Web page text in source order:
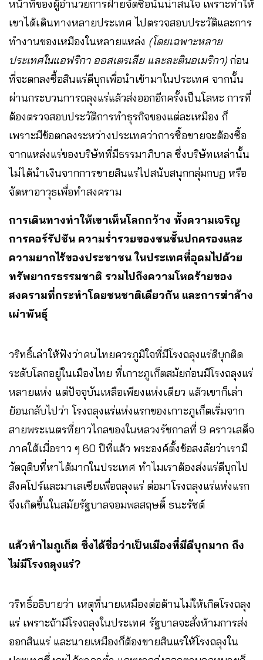
หน้าที่ของผู้อำนวยการฝ่ายจัดซื้อนั้นน่าสนใจ เพราะทำให้
เขาได้เดินทางหลายประเทศ ไปตรวจสอบประวัติและการ
ทำงานของเหมืองในหลายแหล่ง (โดยเฉพาะหลาย
ประเทศในแอฟริกา ออสเตรเลีย และละตินอเมริกา)ก่อน
ที่จะตกลงซื้อสินแร่ดีบุกเพื่อนำเข้ามาในประเทศ จากนั้น
ผ่านกระบวนการถลุงแร่แล้วส่งออกอีกครั้งเป็นโลหะ การที่
ต้องตรวจสอบประวัติการทำธุรกิจของแต่ละเหมือง ก็
เพราะมีข้อตกลงระหว่างประเทศว่าการซื้อขายจะต้องซื้อ
จากแหล่งแร่ของบริษัทที่มีธรรมาภิบาล ซึ่งบริษัทเหล่านั้น
ไม่ได้นำเงินจากการขายสินแร่ไปสนับสนุกกลุ่มกบฏ หรือ
จัดหาอาวุธเพื่อทำสงคราม
การเดินทางทำให้เขาเห็นโลกกว้าง ทั้งความเจริญ
การคอร์รัปชัน ความร่ำรวยของชนชั้นปกครองและ
ความยากไร้ของประชาชน ในประเทศที่อุดมไปด้วย
ทรัพยากรธรรมชาติ รวมไปถึงความโหดร้ายของ
สงครามที่กระทำโดยชนชาติเดียวกัน และการฆ่าล้าง
เผ่าพันธุ์
วริทธิ์เล่าให้ฟังว่าคนไทยควรภูมิใจที่มีโรงถลุงแร่ดีบุกติด
ระดับโลกอยู่ในเมืองไทย ที่เกาะภูเก็ตสมัยก่อนมีโรงถลุงแร่
หลายแห่ง แต่ปัจจุบันเหลือเพียงแห่งเดียว แล้วเขาก็เล่า
ย้อนกลับไปว่า โรงถลุงแร่แห่งแรกของเกาะภูเก็ตเริ่มจาก
สายพระเนตรที่ยาวไกลของในหลวงรัชกาลที่ 9 คราวเสด็จ
ภาคใต้เมื่อราว ๆ 60 ปีที่แล้ว พระองค์ตั้งข้อสงสัยว่าเรามี
วัตถุดิบที่หาได้มากในประเทศ ทำไมเราต้องส่งแร่ดีบุกไป
สิงคโปร์และมาเลเซียเพื่อถลุงแร่ ต่อมาโรงถลุงแร่แห่งแรก
จึงเกิดขึ้นในสมัยรัฐบาลจอมพลสฤษดิ์ ธนะรัชต์
แล้วทำไมภูเก็ต ซึ่งได้ชื่อว่าเป็นเมืองที่มีดีบุกมาก ถึง
ไม่มีโรงถลุงแร่?
วริทธิ์อธิบายว่า เหตุที่นายเหมืองต่อต้านไม่ให้เกิดโรงถลุง
แร่ เพราะถ้ามีโรงถลุงในประเทศ รัฐบาลจะสั่งห้ามการส่ง
ออกสินแร่ และนายเหมืองก็ต้องขายสินแร่ให้โรงถลุงใน